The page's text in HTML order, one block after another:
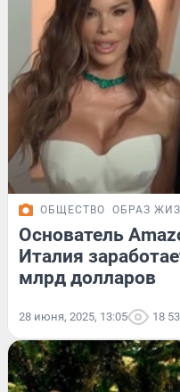
ОБЩЕСТВО ОБРАЗ
Основатель
Италия
млрд долларов
28 июня, 2025, 13:05 18